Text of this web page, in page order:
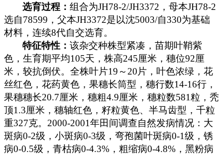
选育过程：组合为JH78-2/JH3372 ，母本JH78-2
选自78599 ，父本JH3372是以沈5003/自330为基础
材料，连续8代自交选育。
特征特性：该杂交种株型紧凑，苗期叶鞘紫
色，生育期平均105天，株高245厘米 ，穗位92厘
米 ，较抗倒伏。全株叶片19 ～ 20片，叶色浓绿，花
丝红色，花药黄色，果穗长筒型，穗行数14-16行，
果穗穗长20.7厘米 ，穗粗4.9厘米 ，穗粒数581粒，秃
顶1.3厘米 ，穗轴红色，籽粒黄色、半马齿型，千粒
重327克。 2000-2001年田间调查自然发病情况：大
斑病0-2级，小斑病0-3级，弯孢菌叶斑病0-1级，锈
病0-0.5级，青枯病0-4.3% ，粗缩病0-4.8% ，黑粉病